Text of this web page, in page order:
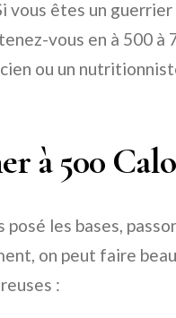
vous êtes un
vous en à 500 à
ou un
à 500
les bases,
on peut faire
: